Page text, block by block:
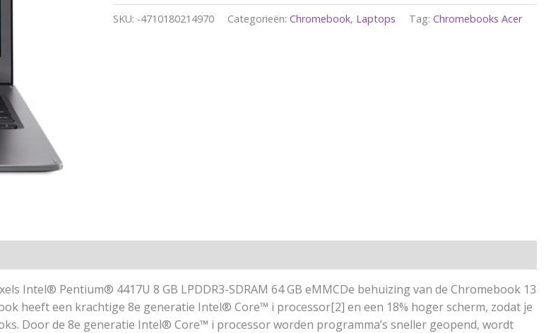
SKU: -4710180214970 Categorieën:Chromebook, Laptops Tag:Chromebooks Acer
Intel® Pentium® 4417U 8 GB LPDDR3-SDRAM 64 GB eMMCDe behuizing van de Chromebook 13
heeft een krachtige 8e generatie Intel® Core™ i processor[2] en een 18% hoger scherm, zodat je
Door de 8e generatie Intel® Core™ i processor worden programma’s sneller geopend, wordt